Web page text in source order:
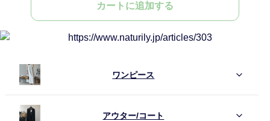
カートに追加する
ワンピース
アウター/コート